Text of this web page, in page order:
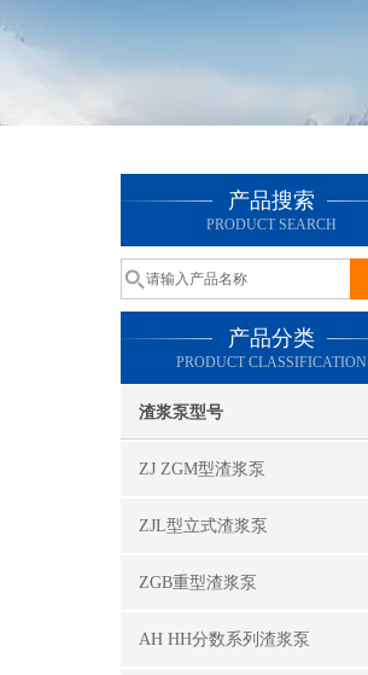
产品搜索
PRODUCT SEARCH
产品分类
PRODUCT CLASSIFICATION
渣浆泵型号
ZJ ZGM型渣浆泵
ZJL型立式渣浆泵
ZGB重型渣浆泵
AH HH分数系列渣浆泵